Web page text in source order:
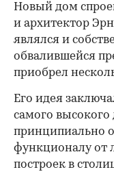
Новый дом
и архитектор
являлся и
обвалившейся
приобрел
Его идея
самого высокого
принципиально
функционалу
построек в